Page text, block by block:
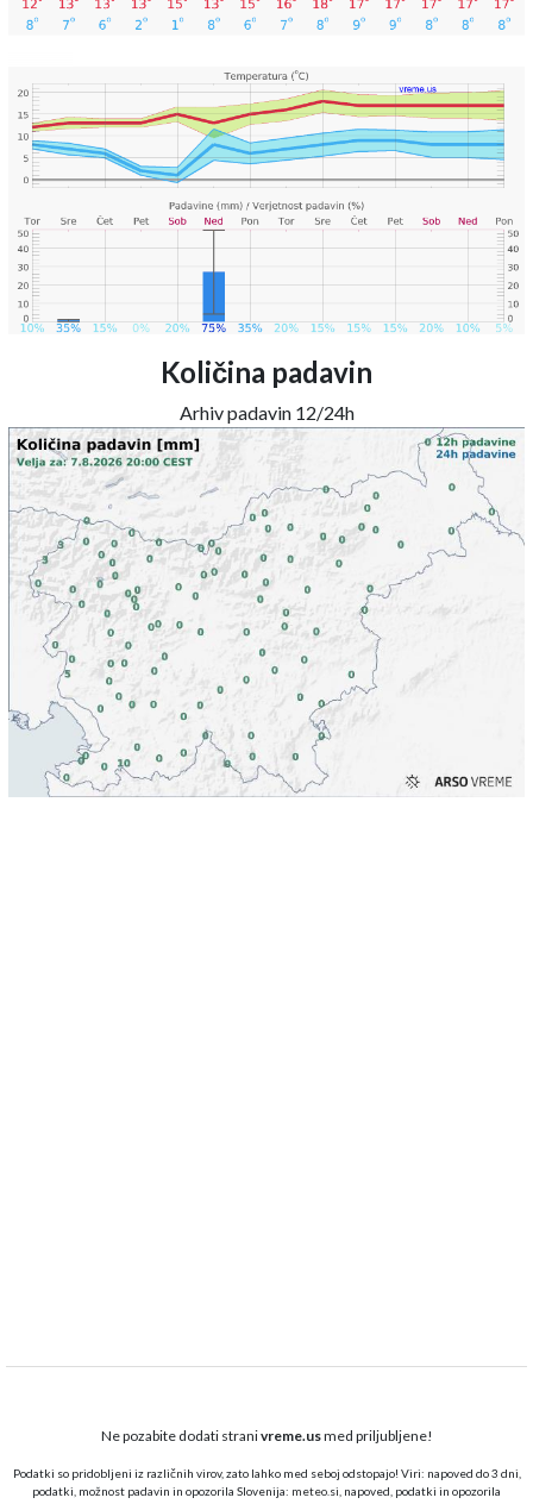
Količina padavin
Arhiv padavin 12/24h
Ne pozabite dodati stranivreme.usmed priljubljene!
Podatki so pridobljeni iz različnih virov, zato lahko med seboj odstopajo! Viri: napoved do 3 dni,
podatki, možnost padavin in opozorila Slovenija: meteo.si, napoved, podatki in opozorila